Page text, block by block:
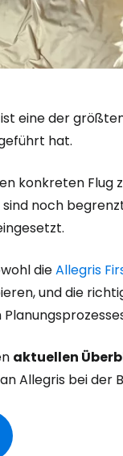
eine der
hat.
konkreten Flug
noch
dieAllegris
und die
aktuellen
Allegris bei der